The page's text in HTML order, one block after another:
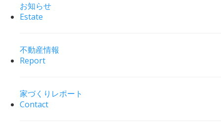
お知らせ
Estate
不動産情報
Report
家づくりレポート
Contact